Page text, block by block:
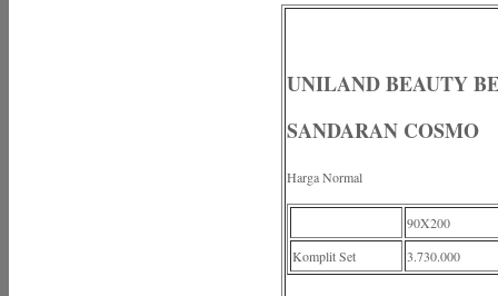
UNILAND BEAUTY
SANDARAN COSMO
Harga Normal
90X200
Komplit Set
3.730.000